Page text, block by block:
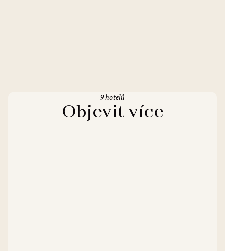
Objevit více
9 hotelů